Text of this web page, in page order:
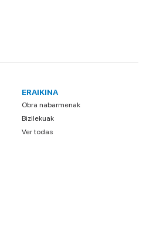
ERAIKINA
Obra nabarmenak
Bizilekuak
Ver todas